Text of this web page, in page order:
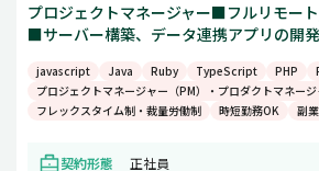
プロジェクトマネージャー■フルリモー
■サーバー構築、データ連携アプリの開
javascript Java Ruby TypeScript PHP
プロジェクトマネージャー（PM）・プロダクトマネージ
フレックスタイム制・裁量労働制
時短勤務OK 副
契約形態
正社員